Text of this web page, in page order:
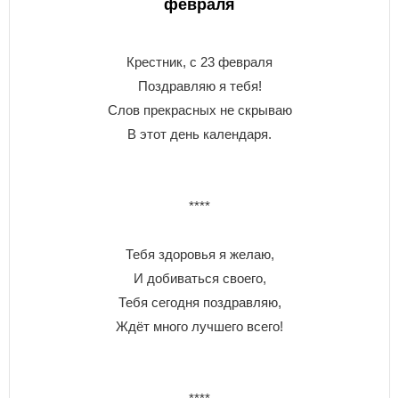
февраля
Крестник, с 23 февраля
Поздравляю я тебя!
Слов прекрасных не скрываю
В этот день календаря.
****
Тебя здоровья я желаю,
И добиваться своего,
Тебя сегодня поздравляю,
Ждёт много лучшего всего!